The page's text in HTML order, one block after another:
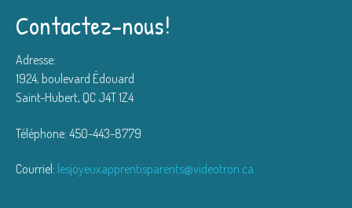
Contactez-nous!
Adresse:
1924, boulevard Édouard
Saint-Hubert, QC J4T 1Z4
Téléphone: 450-443-8779
Courriel: lesjoyeuxapprentisparents@videotron.ca